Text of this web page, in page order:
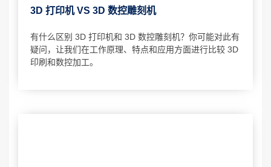
3D 打印机 VS 3D 数控雕刻机
有什么区别 3D 打印机和 3D 数控雕刻机？你可能对此有
疑问，让我们在工作原理、特点和应用方面进行比较 3D
印刷和数控加工。